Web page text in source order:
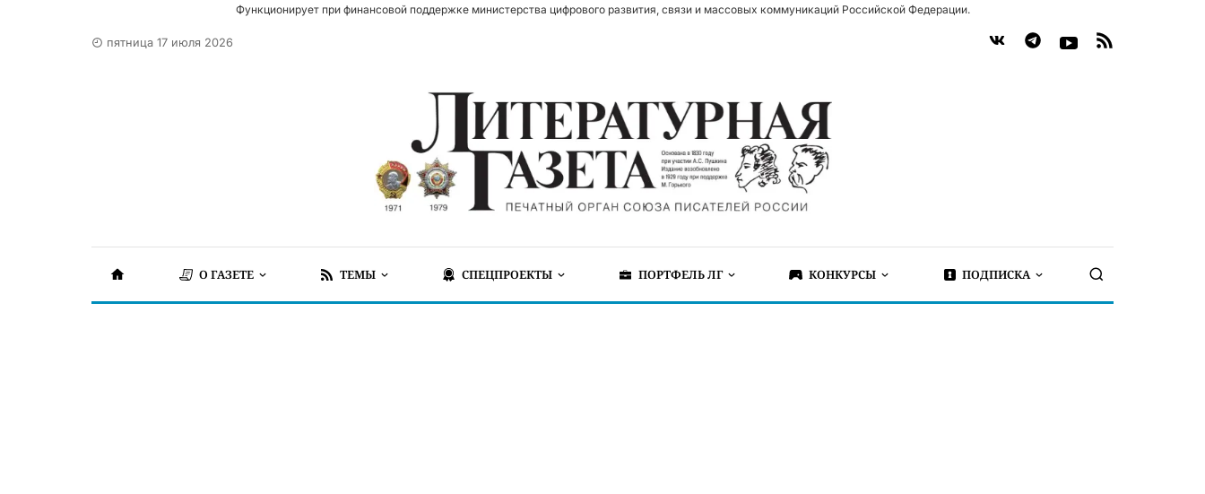
Функционирует при финансовой поддержке министерства цифрового развития, связи и массовых коммуникаций Российской Федерации.
пятница 17 июля 2026
О ГАЗЕТЕ ТЕМЫ СПЕЦПРОЕКТЫ ПОРТФЕЛЬ ЛГ КОНКУРСЫ ПОДПИСКА